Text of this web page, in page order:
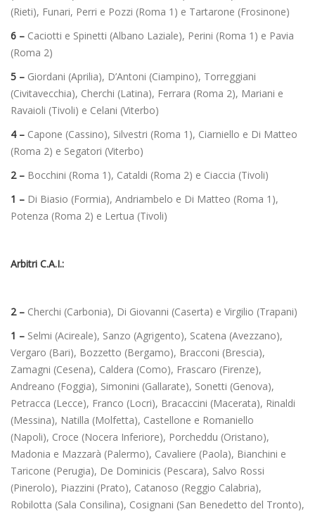
(Rieti), Funari, Perri e Pozzi (Roma 1) e Tartarone (Frosinone)
6 – Caciotti e Spinetti (Albano Laziale), Perini (Roma 1) e Pavia
(Roma 2)
5 – Giordani (Aprilia), D’Antoni (Ciampino), Torreggiani
(Civitavecchia), Cherchi (Latina), Ferrara (Roma 2), Mariani e
Ravaioli (Tivoli) e Celani (Viterbo)
4 – Capone (Cassino), Silvestri (Roma 1), Ciarniello e Di Matteo
(Roma 2) e Segatori (Viterbo)
2 – Bocchini (Roma 1), Cataldi (Roma 2) e Ciaccia (Tivoli)
1 – Di Biasio (Formia), Andriambelo e Di Matteo (Roma 1),
Potenza (Roma 2) e Lertua (Tivoli)
Arbitri C.A.I.:
2 – Cherchi (Carbonia), Di Giovanni (Caserta) e Virgilio (Trapani)
1 – Selmi (Acireale), Sanzo (Agrigento), Scatena (Avezzano),
Vergaro (Bari), Bozzetto (Bergamo), Bracconi (Brescia),
Zamagni (Cesena), Caldera (Como), Frascaro (Firenze),
Andreano (Foggia), Simonini (Gallarate), Sonetti (Genova),
Petracca (Lecce), Franco (Locri), Bracaccini (Macerata), Rinaldi
(Messina), Natilla (Molfetta), Castellone e Romaniello
(Napoli), Croce (Nocera Inferiore), Porcheddu (Oristano),
Madonia e Mazzarà (Palermo), Cavaliere (Paola), Bianchini e
Taricone (Perugia), De Dominicis (Pescara), Salvo Rossi
(Pinerolo), Piazzini (Prato), Catanoso (Reggio Calabria),
Robilotta (Sala Consilina), Cosignani (San Benedetto del Tronto),